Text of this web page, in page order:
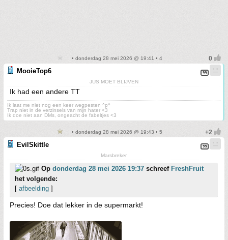
• donderdag 28 mei 2026 @ 19:41 • 4
MooieTop6
JUS MOET BLIJVEN
Ik had een andere TT
Ik laat me niet nog een keer wegpesten ^p^
Trap niet in de verzinsels van mijn hater <3
Ik doe niet aan DMs, ongeacht de fabeltjes <3
• donderdag 28 mei 2026 @ 19:43 • 5
EvilSkittle
Marsbreker
Op donderdag 28 mei 2026 19:37 schreef FreshFruit
het volgende:
[ afbeelding ]
Precies! Doe dat lekker in de supermarkt!